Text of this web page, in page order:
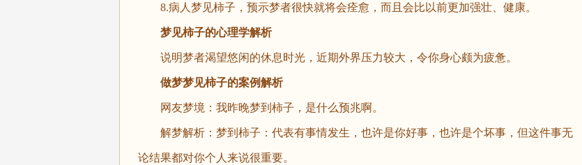
8.病人梦见柿子，预示梦者很快就将会痊愈，而且会比以前更加强壮、健康。
梦见柿子的心理学解析
说明梦者渴望悠闲的休息时光，近期外界压力较大，令你身心颇为疲惫。
做梦梦见柿子的案例解析
网友梦境：我昨晚梦到柿子，是什么预兆啊。
解梦解析：梦到柿子：代表有事情发生，也许是你好事，也许是个坏事，但这件事无
论结果都对你个人来说很重要。